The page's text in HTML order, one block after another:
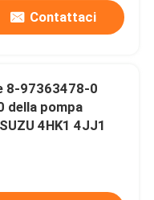
Contattaci
8-97363478-0
della pompa
4HK1 4JJ1